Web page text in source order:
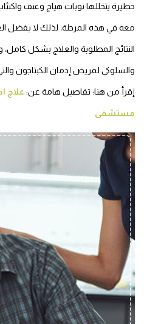
خطيرة يتخللها نوبات هياج وعنف
معه في هذه المرحلة، لذلك لا يفضل
النتائج المطلوبة والعلاج بشكل
والسلوكي لمريض إدمان الكبتاجون
إقرأ من هنا: تفاصيل هامة عن: علاج
مستشفى